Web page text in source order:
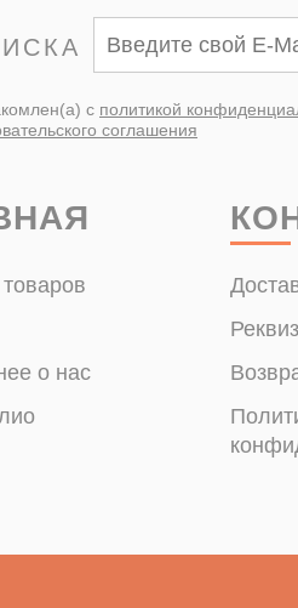
с политикой
соглашения
о нас